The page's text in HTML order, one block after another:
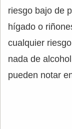
riesgo bajo de
hígado o
cualquier
nada de
pueden notar